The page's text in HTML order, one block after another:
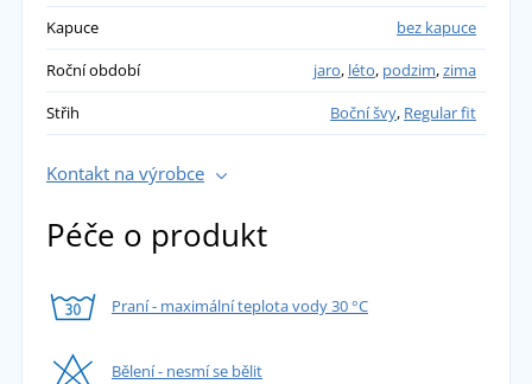
Kapuce
bez kapuce
Roční období
jaro, léto, podzim,zima
Střih
Boční švy, Regular fit
Kontakt na výrobce
Péče o produkt
Praní - maximální teplota vody 30 °C
Bělení - nesmí se bělit